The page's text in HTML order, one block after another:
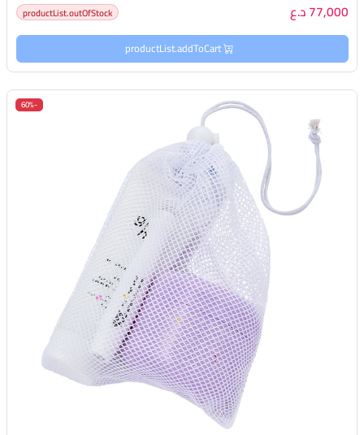
77,000 د.ع productList.outOfStock
productList.addToCart
-60%